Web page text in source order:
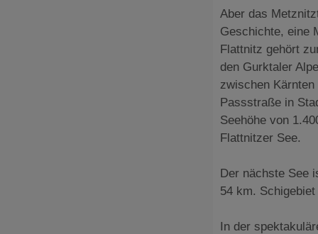
Aber das
Geschichte, eine
Flattnitz gehört
den Gurktaler
zwischen
Passstraße in
Seehöhe von
Flattnitzer See.
Der nächste See
54 km.
In der